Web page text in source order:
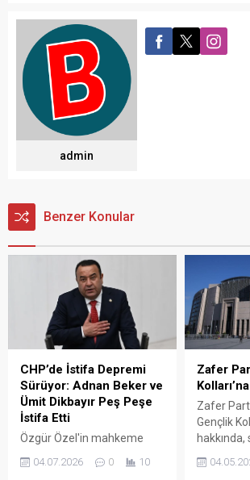
admin
Benzer Konular
CHP’de İstifa Depremi
Sürüyor: Adnan Beker ve
Ümit Dikbayır Peş Peşe
İstifa Etti
Özgür Özel'in mahkeme
görevinden alınması ve
04.07.2026 0 10
Zafer
Zafer
Gençlik